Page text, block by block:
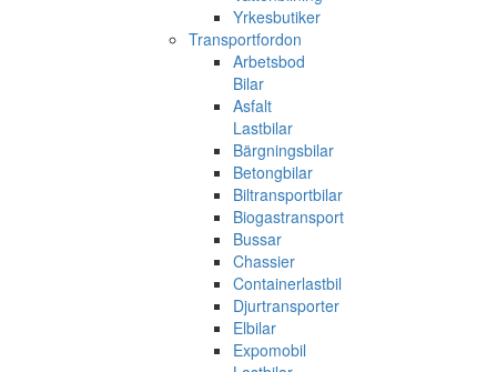
Yrkesbutiker
Transportfordon
Arbetsbod
Bilar
Asfalt
Lastbilar
Bärgningsbilar
Betongbilar
Biltransportbilar
Biogastransport
Bussar
Chassier
Containerlastbil
Djurtransporter
Elbilar
Expomobil